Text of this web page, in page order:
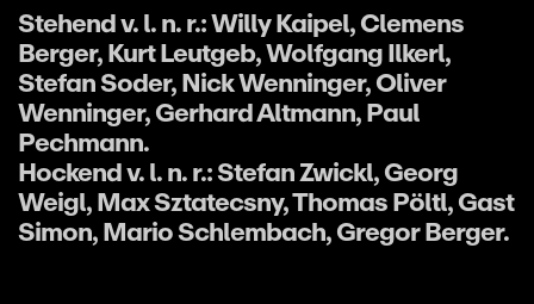
Stehend v. l. n. r.: Willy Kaipel, Clemens
Berger, Kurt Leutgeb, Wolfgang Ilkerl,
Stefan Soder, Nick Wenninger, Oliver
Wenninger, Gerhard Altmann, Paul
Pechmann.
Hockend v. l. n. r.: Stefan Zwickl, Georg
Weigl, Max Sztatecsny, Thomas Pöltl, Gast
Simon, Mario Schlembach, Gregor Berger.